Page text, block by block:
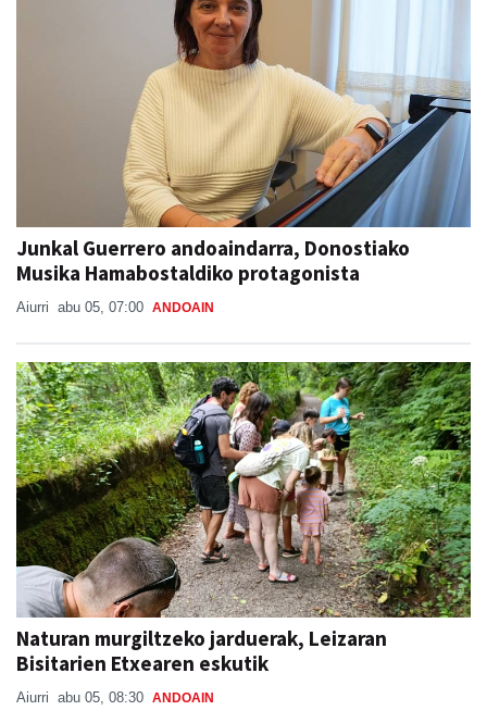
Junkal Guerrero andoaindarra, Donostiako
Musika Hamabostaldiko protagonista
Aiurri abu 05, 07:00 ANDOAIN
Naturan murgiltzeko jarduerak, Leizaran
Bisitarien Etxearen eskutik
Aiurri abu 05, 08:30 ANDOAIN